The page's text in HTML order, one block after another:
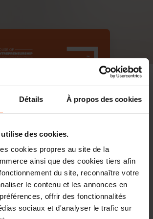
Détails À propos des cookies
des cookies.
cookies propres au site de la
ainsi que des cookies tiers afin
du site, reconnaître votre
le contenu et les annonces en
offrir des fonctionnalités
sociaux et d'analyser le trafic sur